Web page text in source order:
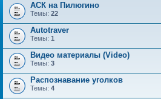
АСК на Пилюгино
Темы: 22
Autotraver
Темы: 1
Видео материалы (Video)
Темы: 3
Распознавание уголков
Темы: 4